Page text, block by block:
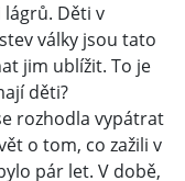
lágrů. Děti v
války jsou tato
jim ublížit. To je
děti?
rozhodla vypátrat
o tom, co zažili v
pár let. V době,